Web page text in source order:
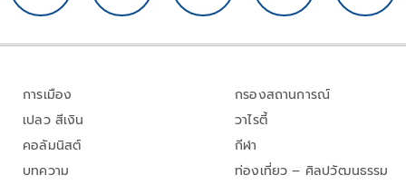
การเมือง
เปลว สีเงิน
คอลัมนิสต์
บทความ
กรองสถานการณ์
วาไรตี้
กีฬา
ท่องเที่ยว – ศิลปวัฒนธรรม